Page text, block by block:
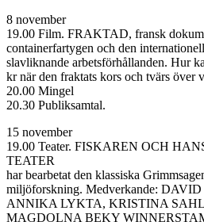
8 november
19.00 Film. FRAKTAD, fransk
containerfartygen och den
slavliknande arbetsförhållanden. Hur
kr när den fraktats kors och tvärs över
20.00 Mingel
20.30 Publiksamtal.
15 november
19.00 Teater. FISKAREN OCH
TEATER
har bearbetat den klassiska
miljöforskning. Medverkande:
ANNIKA LYKTA, KRISTINA
MAGDOLNA BEKY